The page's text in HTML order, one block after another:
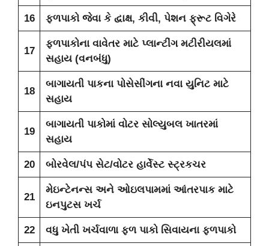
16 ફળપાકો જેવા કે દ્વાક્ષ, કીવી, પેશન ફ્રૂટ વિગેરે
17
ફળપાકોના વાવેતર માટે પ્લાન્ટીંગ મટીરીયલમાં
સહાય (વનબંધુ)
18
બાગાયતી પાકના પોસેસીંગના નવા યુનિટ માટે
સહાય
19
બાગાયતી પાકોમાં વોટર સોલ્યુબલ ખાતરમાં
સહાય
20 બોરવેલ/પંપ સેટ/વોટર હાર્વેસ્ટ સ્ટ્રકચર
21
મેઇન્ટેનન્સ અને ઓઇલપામમાં આંતરપાક માટે
ઇનપુટસ ખર્ચ
22 વધુ ખેતી ખર્ચવાળા ફળ પાકો સિવાયના ફળપાકો